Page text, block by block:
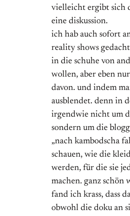
vielleicht ergibt sich
eine diskussion.
ich hab auch sofort
reality shows
in die schuhe von
wollen, aber eben
davon. und indem
ausblendet. denn in
irgendwie nicht um
sondern um die
„nach kambodscha
schauen, wie die
werden, für die sie
machen. ganz schön
fand ich krass, dass
obwohl die doku an